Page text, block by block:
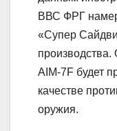
ВВС ФРГ
«Супер
производства.
AIM-7F будет
качестве
оружия.